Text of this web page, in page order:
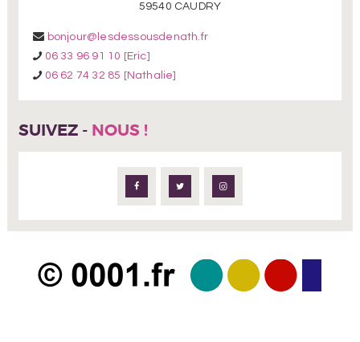
59540 CAUDRY
bonjour@lesdessousdenath.fr
06 33 96 91 10 [Eric]
06 62 74 32 85 [Nathalie]
SUIVEZ - NOUS !